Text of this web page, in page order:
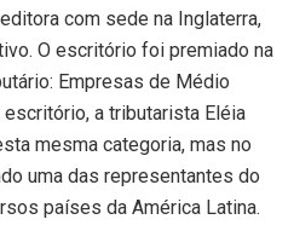
com sede na Inglaterra,
O escritório foi premiado na
Empresas de Médio
a tributarista Eléia
mesma categoria, mas no
uma das representantes do
países da América Latina.